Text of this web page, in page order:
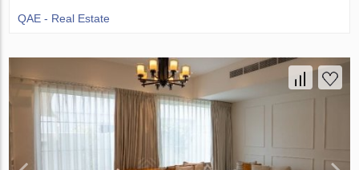
QAE - Real Estate